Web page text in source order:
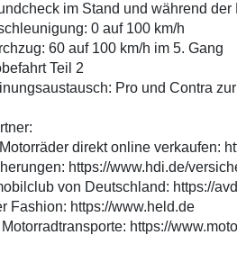
im Stand und während der
0 auf 100 km/h
60 auf 100 km/h im 5. Gang
Teil 2
Pro und Contra
direkt online verkaufen:
https://www.hdi.de/
von Deutschland: https://
Fashion: https://www.held.de
Motorradtransporte: https://